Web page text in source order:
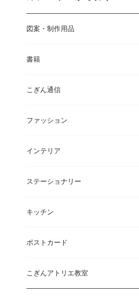
図案・制作用品
書籍
こぎん通信
ファッション
インテリア
ステーショナリー
キッチン
ポストカード
こぎんアトリエ教室